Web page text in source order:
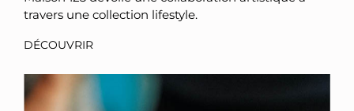
travers une collection lifestyle.
DÉCOUVRIR